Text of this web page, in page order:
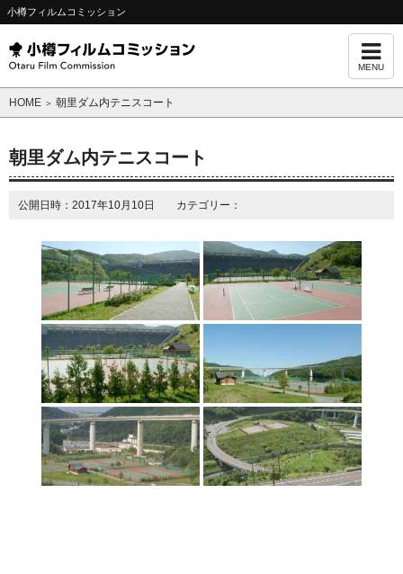
小樽フィルムコミッション
MENU
HOME ＞ 朝里ダム内テニスコート
朝里ダム内テニスコート
公開日時：2017年10月10日 カテゴリー：